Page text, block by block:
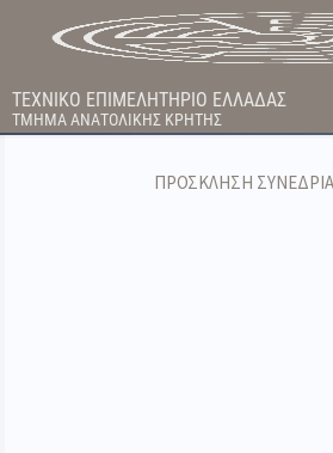
ΤΕΧΝΙΚΟ ΕΠΙΜΕΛΗΤΗΡΙΟ ΕΛΛΑΔΑΣ
ΤΜΗΜΑ ΑΝΑΤΟΛΙΚΗΣ ΚΡΗΤΗΣ
ΠΡΟΣΚΛΗΣΗ